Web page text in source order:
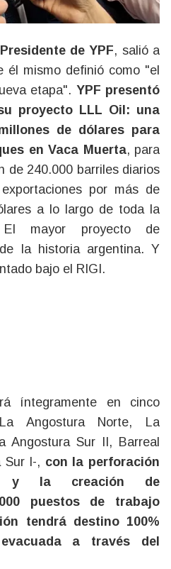
de YPF, salió a
él mismo definió como "el
etapa". YPF presentó
proyecto LLL Oil: una
de dólares para
en Vaca Muerta, para
de 240.000 barriles diarios
por más de
a lo largo de toda la
mayor proyecto de
la historia argentina. Y
bajo el RIGI.
íntegramente en cinco
Angostura Norte, La
Angostura Sur II, Barreal
Sur I-, con la perforación
y la creación de
puestos de trabajo
tendrá destino 100%
a través del